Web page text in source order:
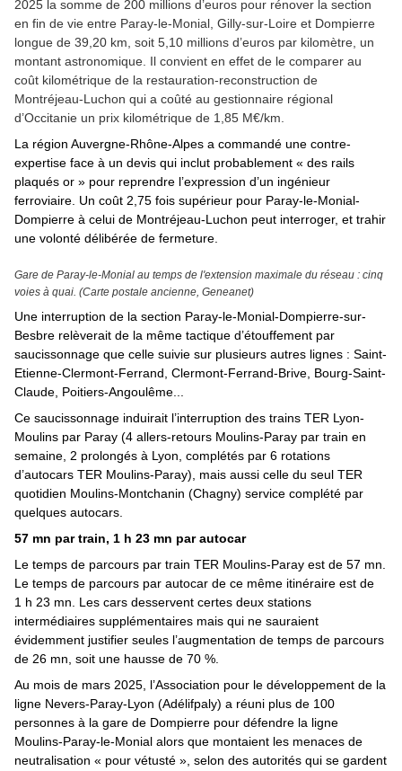
2025 la somme de 200 millions d’euros pour rénover la section
en fin de vie entre Paray-le-Monial, Gilly-sur-Loire et Dompierre
longue de 39,20 km, soit 5,10 millions d’euros par kilomètre, un
montant astronomique. Il convient en effet de le comparer au
coût kilométrique de la restauration-reconstruction de
Montréjeau-Luchon qui a coûté au gestionnaire régional
d’Occitanie un prix kilométrique de 1,85 M€/km.
La région Auvergne-Rhône-Alpes a commandé une contre-
expertise face à un devis qui inclut probablement « des rails
plaqués or » pour reprendre l’expression d’un ingénieur
ferroviaire. Un coût 2,75 fois supérieur pour Paray-le-Monial-
Dompierre à celui de Montréjeau-Luchon peut interroger, et trahir
une volonté délibérée de fermeture.
Gare de Paray-le-Monial au temps de l'extension maximale du réseau : cinq
voies à quai. (Carte postale ancienne, Geneanet)
Une interruption de la section Paray-le-Monial-Dompierre-sur-
Besbre relèverait de la même tactique d’étouffement par
saucissonnage que celle suivie sur plusieurs autres lignes : Saint-
Etienne-Clermont-Ferrand, Clermont-Ferrand-Brive, Bourg-Saint-
Claude, Poitiers-Angoulême...
Ce saucissonnage induirait l’interruption des trains TER Lyon-
Moulins par Paray (4 allers-retours Moulins-Paray par train en
semaine, 2 prolongés à Lyon, complétés par 6 rotations
d’autocars TER Moulins-Paray), mais aussi celle du seul TER
quotidien Moulins-Montchanin (Chagny) service complété par
quelques autocars.
57 mn par train, 1 h 23 mn par autocar
Le temps de parcours par train TER Moulins-Paray est de 57 mn.
Le temps de parcours par autocar de ce même itinéraire est de
1 h 23 mn. Les cars desservent certes deux stations
intermédiaires supplémentaires mais qui ne sauraient
évidemment justifier seules l’augmentation de temps de parcours
de 26 mn, soit une hausse de 70 %.
Au mois de mars 2025, l’Association pour le développement de la
ligne Nevers-Paray-Lyon (Adélifpaly) a réuni plus de 100
personnes à la gare de Dompierre pour défendre la ligne
Moulins-Paray-le-Monial alors que montaient les menaces de
neutralisation « pour vétusté », selon des autorités qui se gardent